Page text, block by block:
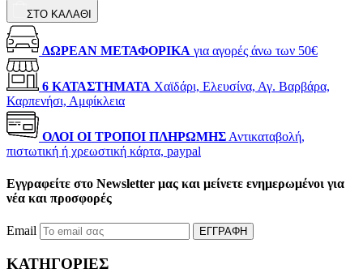
ΣΤΟ ΚΑΛΑΘΙ
ΔΩΡΕΑΝ ΜΕΤΑΦΟΡΙΚΑ για αγορές άνω των 50€
6 ΚΑΤΑΣΤΗΜΑΤΑ Χαϊδάρι, Ελευσίνα, Αγ. Βαρβάρα,
Καρπενήσι, Αμφίκλεια
ΟΛΟΙ ΟΙ ΤΡΟΠΟΙ ΠΛΗΡΩΜΗΣΑντικαταβολή,
πιστωτική ή χρεωστική κάρτα, paypal
Εγγραφείτε στο Newsletter μας και μείνετε ενημερωμένοι για
νέα και προσφορές
Email ΕΓΓΡΑΦΗ
ΚΑΤΗΓΟΡΙΕΣ